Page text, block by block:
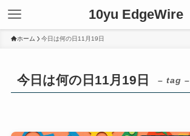
10yu EdgeWire
ホーム 今日は何の日11月19日
今日は何の日11月19日 – tag –